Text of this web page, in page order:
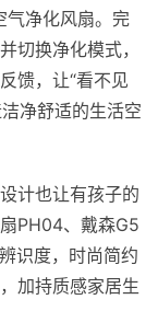
气净化风扇。完
切换净化模式，
馈，让“看不见
净舒适的生活空
计也让有孩子的
PH04、戴森G5
识度，时尚简约
加持质感家居生